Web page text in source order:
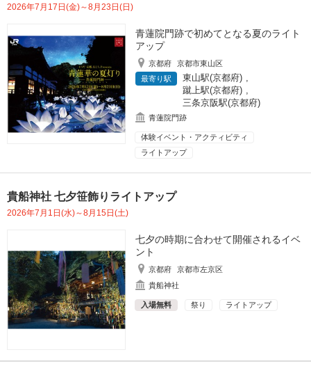
2026年7月17日(金)～8月23日(日)
青蓮院門跡で初めてとなる夏のライト
アップ
京都府
京都市東山区
最寄り駅
東山駅(京都府) ,
蹴上駅(京都府) ,
三条京阪駅(京都府)
青蓮院門跡
体験イベント・アクティビティ
ライトアップ
貴船神社 七夕笹飾りライトアップ
2026年7月1日(水)～8月15日(土)
七夕の時期に合わせて開催されるイベ
ント
京都府
京都市左京区
貴船神社
入場無料 祭り ライトアップ